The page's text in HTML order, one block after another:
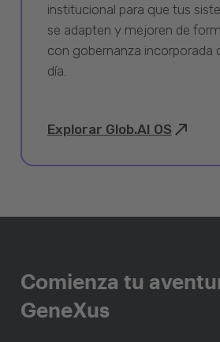
institucional para que tus
se adapten y mejoren de
con gobernanza incorporada
día.
Explorar Glob.AI OS
Comienza tu
GeneXus